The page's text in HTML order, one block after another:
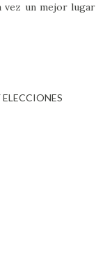
vez un mejor lugar